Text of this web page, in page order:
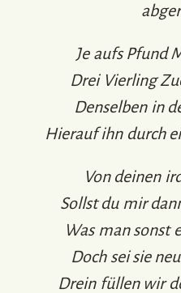
Je aufs Pfund
Drei Vierling
Denselben in
Hierauf ihn durch
Von deinen
Sollst du mir
Was man sonst
Doch sei sie
Drein füllen wir